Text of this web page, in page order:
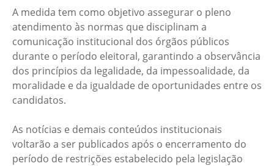
A medida tem como objetivo assegurar o pleno
atendimento às normas que disciplinam a
comunicação institucional dos órgãos públicos
durante o período eleitoral, garantindo a observância
dos princípios da legalidade, da impessoalidade, da
moralidade e da igualdade de oportunidades entre os
candidatos.
As notícias e demais conteúdos institucionais
voltarão a ser publicados após o encerramento do
período de restrições estabelecido pela legislação